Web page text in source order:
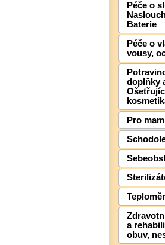
Péče o
Baterie
Péče o
vousy,
doplňky
Pro
a
obuv,